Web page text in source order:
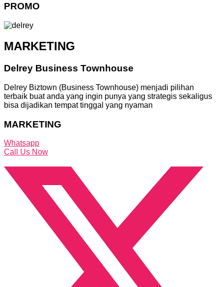
PROMO
MARKETING
Delrey Business Townhouse
Delrey Biztown (Business Townhouse) menjadi pilihan
terbaik buat anda yang ingin punya yang strategis sekaligus
bisa dijadikan tempat tinggal yang nyaman
MARKETING
Whatsapp
Call Us Now